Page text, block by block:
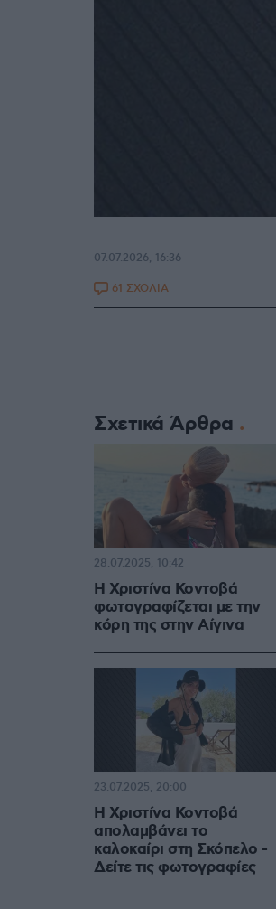
07.07.2026, 16:36
61 ΣΧΟΛΙΑ
Σχετικά Άρθρα
Η Χριστίνα Κοντοβά
φωτογραφίζεται με την
κόρη της στην Αίγινα
28.07.2025, 10:42
Η Χριστίνα Κοντοβά
απολαμβάνει το
καλοκαίρι στη Σκόπελο -
Δείτε τις φωτογραφίες
23.07.2025, 20:00